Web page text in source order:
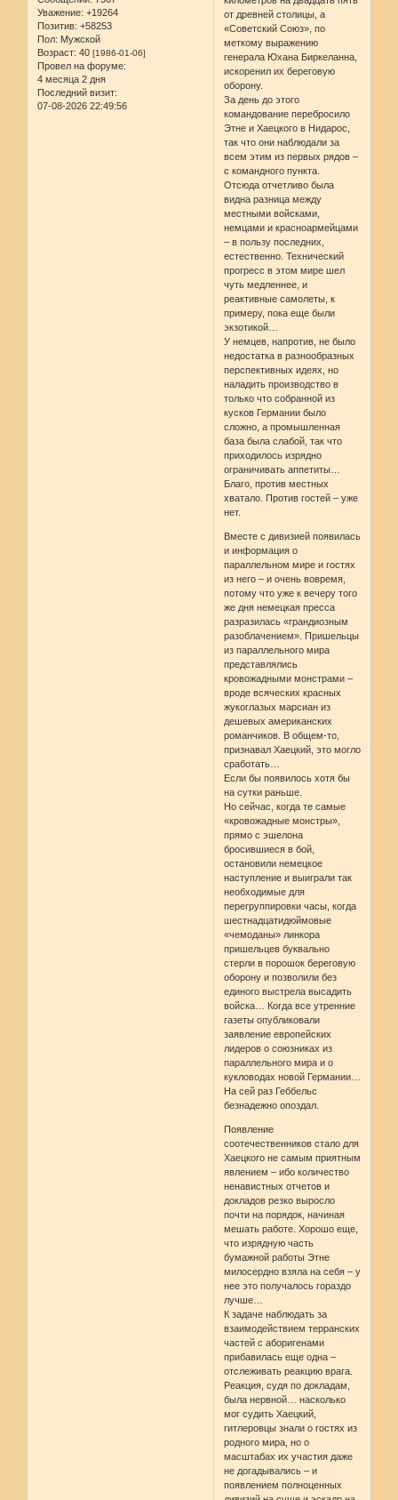
Уважение: +19264
Позитив: +58253
Пол: Мужской
Возраст: 40 [1986-01-06]
Провел на форуме:
4 месяца 2 дня
Последний визит:
07-08-2026 22:49:56
от древней столицы, а
«Советский Союз», по
меткому выражению
генерала Юхана Биркеланна,
искоренил их береговую
оборону.
За день до этого
командование перебросило
Этне и Хаецкого в Нидарос,
так что они наблюдали за
всем этим из первых рядов –
с командного пункта.
Отсюда отчетливо была
видна разница между
местными войсками,
немцами и красноармейцами
– в пользу последних,
естественно. Технический
прогресс в этом мире шел
чуть медленнее, и
реактивные самолеты, к
примеру, пока еще были
экзотикой…
У немцев, напротив, не было
недостатка в разнообразных
перспективных идеях, но
наладить производство в
только что собранной из
кусков Германии было
сложно, а промышленная
база была слабой, так что
приходилось изрядно
ограничивать аппетиты…
Благо, против местных
хватало. Против гостей – уже
нет.
Вместе с дивизией появилась
и информация о
параллельном мире и гостях
из него – и очень вовремя,
потому что уже к вечеру того
же дня немецкая пресса
разразилась «грандиозным
разоблачением». Пришельцы
из параллельного мира
представлялись
кровожадными монстрами –
вроде всяческих красных
жукоглазых марсиан из
дешевых американских
романчиков. В общем-то,
признавал Хаецкий, это могло
сработать…
Если бы появилось хотя бы
на сутки раньше.
Но сейчас, когда те самые
«кровожадные монстры»,
прямо с эшелона
бросившиеся в бой,
остановили немецкое
наступление и выиграли так
необходимые для
перегруппировки часы, когда
шестнадцатидюймовые
«чемоданы» линкора
пришельцев буквально
стерли в порошок береговую
оборону и позволили без
единого выстрела высадить
войска… Когда все утренние
газеты опубликовали
заявление европейских
лидеров о союзниках из
параллельного мира и о
кукловодах новой Германии…
На сей раз Геббельс
безнадежно опоздал.
Появление
соотечественников стало для
Хаецкого не самым приятным
явлением – ибо количество
ненавистных отчетов и
докладов резко выросло
почти на порядок, начиная
мешать работе. Хорошо еще,
что изрядную часть
бумажной работы Этне
милосердно взяла на себя – у
нее это получалось гораздо
лучше…
К задаче наблюдать за
взаимодействием терранских
частей с аборигенами
прибавилась еще одна –
отслеживать реакцию врага.
Реакция, судя по докладам,
была нервной… насколько
мог судить Хаецкий,
гитлеровцы знали о гостях из
родного мира, но о
масштабах их участия даже
не догадывались – и
появлением полноценных